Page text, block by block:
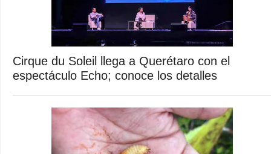
Cirque du Soleil llega a Querétaro con el
espectáculo Echo; conoce los detalles